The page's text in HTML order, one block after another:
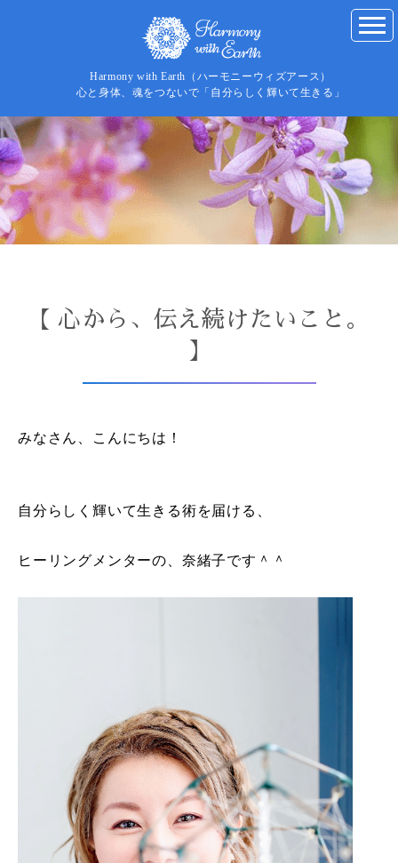
Harmony with Earth（ハーモニーウィズアース）
心と身体、魂をつないで「自分らしく輝いて生きる」
【 心から、伝え続けたいこと。
】
みなさん、こんにちは！
自分らしく輝いて生きる術を届ける、
ヒーリングメンターの、奈緒子です＾＾